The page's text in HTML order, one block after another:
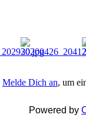
Melde Dich an, um
Powered by